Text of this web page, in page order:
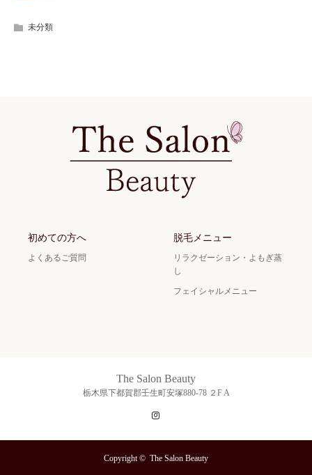
未分類
初めての方へ
よくあるご質問
脱毛メニュー
リラクゼーション・よもぎ蒸
し
フェイシャルメニュー
The Salon Beauty
栃木県下都賀郡壬生町安塚880-78 ２F A
Copyright © The Salon Beauty